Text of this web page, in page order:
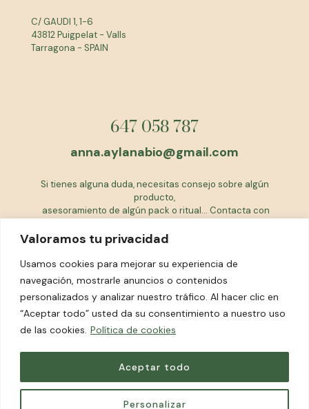
Valoramos tu privacidad
Usamos cookies para mejorar su experiencia de
navegación, mostrarle anuncios o contenidos
personalizados y analizar nuestro tráfico. Al hacer clic en
“Aceptar todo” usted da su consentimiento a nuestro uso
de las cookies. Política de cookies
Personalizar
Aceptar todo
C/ GAUDI 1, 1-6
43812 Puigpelat - Valls
Tarragona - SPAIN
647 058 787
anna.aylanabio@gmail.com
Si tienes alguna duda, necesitas consejo sobre algún
producto,
asesoramiento de algún pack o ritual... Contacta con
EQUIPO AYLANABIO
© 2023 aylanabio Todos lo derechos reservados.